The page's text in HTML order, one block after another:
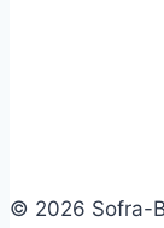
© 2026 Sofra-